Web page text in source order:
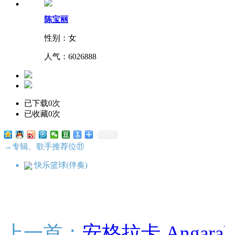
陈宝丽
性别：女
人气： 6026888
已下载0次
已收藏0次
→专辑、歌手推荐位⑪
快乐篮球(伴奏)